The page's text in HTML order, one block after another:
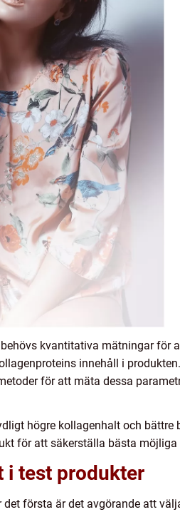
kvantitativa mätningar för
innehåll i
för att mäta dessa
högre kollagenhalt och
för att säkerställa bästa möjliga
i test produkter
första är det avgörande att